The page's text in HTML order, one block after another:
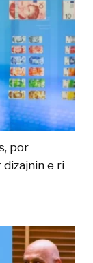
por
e ri